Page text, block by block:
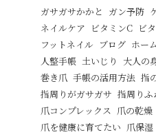
ガサガサかかと ガン予防
ネイルケア ビタミンC ビ
フットネイル ブログ ホー
人整手帳 土いじり 大人の
巻き爪 手帳の活用方法 指
指周りがガサガサ 指周りふ
爪コンプレックス 爪の乾燥
爪を健康に育てたい 爪保湿